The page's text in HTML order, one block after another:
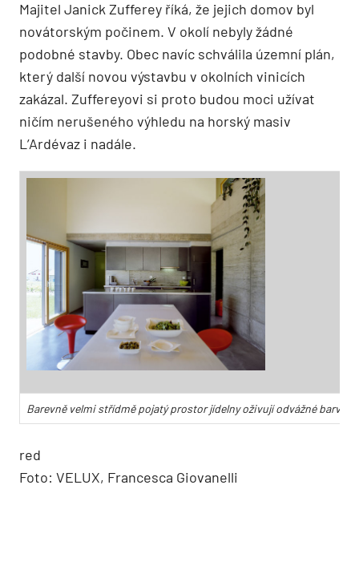
Majitel Janick Zufferey říká, že jejich domov byl
novátorským počinem. V okolí nebyly žádné
podobné stavby. Obec navíc schválila územní plán,
který další novou výstavbu v okolních vinicích
zakázal. Zuffereyovi si proto budou moci užívat
ničím nerušeného výhledu na horský masiv
L’Ardévaz i nadále.
Barevně velmi střídmě pojatý prostor jídelny oživují odvážné barvy
red
Foto: VELUX, Francesca Giovanelli